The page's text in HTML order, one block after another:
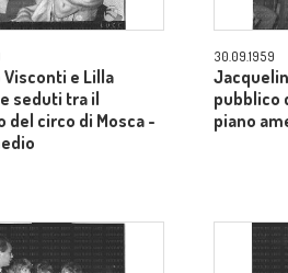
Visconti e Lilla
seduti tra il
del circo di Mosca -
30.09.1959
pubblico
piano